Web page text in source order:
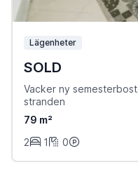
Lägenheter
SOLD
Vacker ny
stranden
79 m²
2
1 0